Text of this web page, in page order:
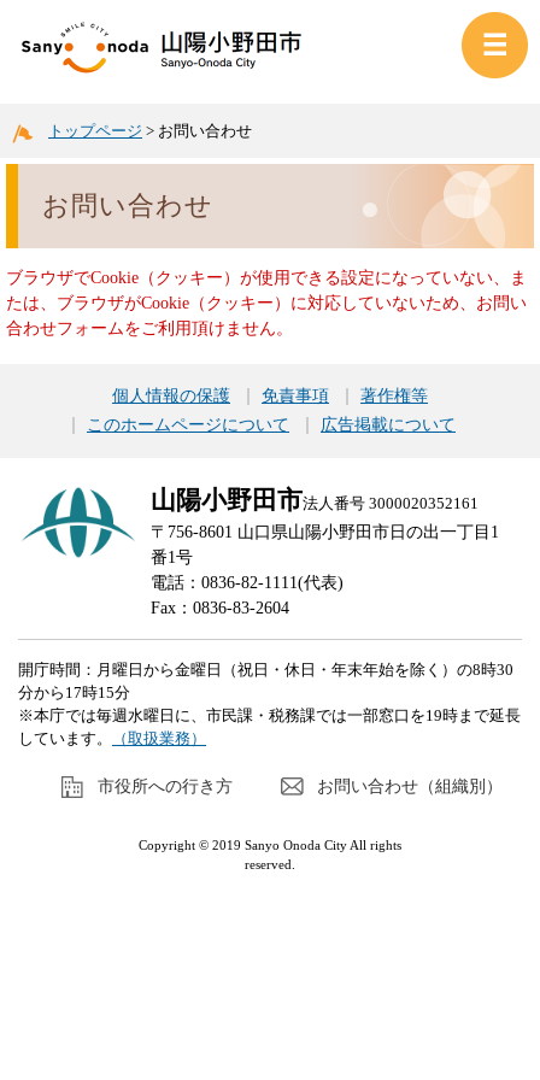
トップページ > お問い合わせ
お問い合わせ
ブラウザでCookie（クッキー）が使用できる設定になっていない、ま
たは、ブラウザがCookie（クッキー）に対応していないため、お問い
合わせフォームをご利用頂けません。
個人情報の保護 免責事項
著作権等
このホームページについて
広告掲載について
山陽小野田市法人番号 3000020352161
〒756-8601 山口県山陽小野田市日の出一丁目1
番1号
電話：0836-82-1111(代表)
Fax：0836-83-2604
開庁時間：月曜日から金曜日（祝日・休日・年末年始を除く）の8時30
分から17時15分
※本庁では毎週水曜日に、市民課・税務課では一部窓口を19時まで延長
しています。
（取扱業務）
市役所への行き方 お問い合わせ（組織別）
Copyright © 2019 Sanyo Onoda City All rights
reserved.